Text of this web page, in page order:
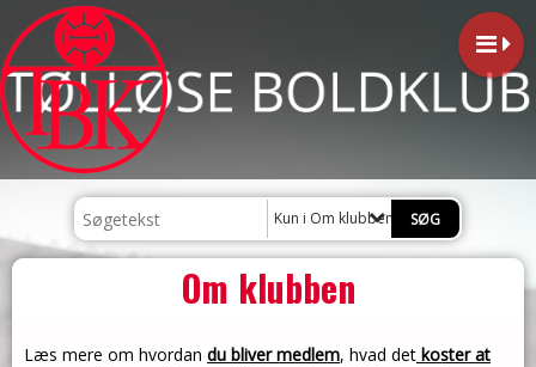
Kun i Om klubben
Om klubben
Læs mere om hvordan du bliver medlem, hvad det koster at